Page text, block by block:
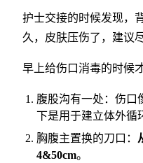
护士交接的时候发现，
久，皮肤压伤了，建议
早上给伤口消毒的时候
腹股沟有一处：伤口
下是用于建立体外循
胸腹主置换的刀口：
4&50cm。